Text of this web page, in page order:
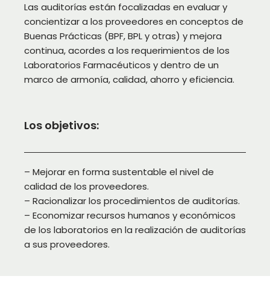
Las auditorías están focalizadas en evaluar y
concientizar a los proveedores en conceptos de
Buenas Prácticas (BPF, BPL y otras) y mejora
continua, acordes a los requerimientos de los
Laboratorios Farmacéuticos y dentro de un
marco de armonía, calidad, ahorro y eficiencia.
Los objetivos:
– Mejorar en forma sustentable el nivel de
calidad de los proveedores.
– Racionalizar los procedimientos de auditorías.
– Economizar recursos humanos y económicos
de los laboratorios en la realización de auditorías
a sus proveedores.